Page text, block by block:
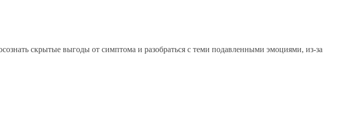
скрытые выгоды от симптома и разобраться с теми подавленными эмоциями, из-за